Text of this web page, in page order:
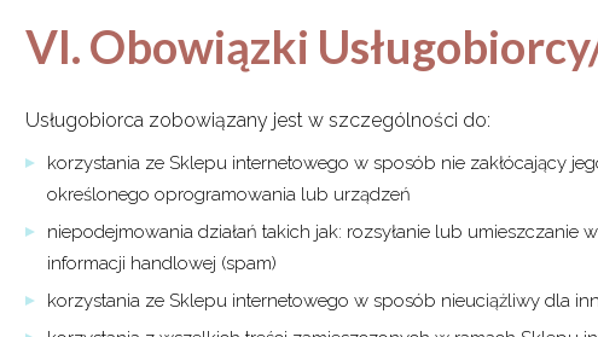
VI. Obowiązki
Usługobiorca zobowiązany jest w szczególności do:
korzystania ze Sklepu internetowego w sposób nie zakłócający
określonego oprogramowania lub urządzeń
niepodejmowania działań takich jak: rozsyłanie lub umieszczanie
informacji handlowej (spam)
korzystania ze Sklepu internetowego w sposób nieuciążliwy dla